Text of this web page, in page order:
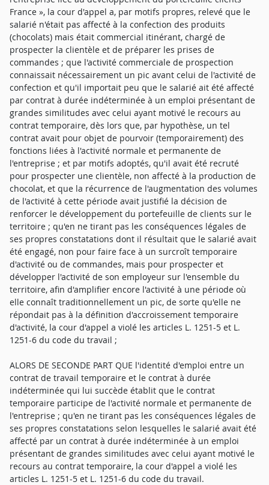
France », la cour d'appel a, par motifs propres, relevé que le
salarié n'était pas affecté à la confection des produits
(chocolats) mais était commercial itinérant, chargé de
prospecter la clientèle et de préparer les prises de
commandes ; que l'activité commerciale de prospection
connaissait nécessairement un pic avant celui de l'activité de
confection et qu'il importait peu que le salarié ait été affecté
par contrat à durée indéterminée à un emploi présentant de
grandes similitudes avec celui ayant motivé le recours au
contrat temporaire, dès lors que, par hypothèse, un tel
contrat avait pour objet de pourvoir (temporairement) des
fonctions liées à l'activité normale et permanente de
l'entreprise ; et par motifs adoptés, qu'il avait été recruté
pour prospecter une clientèle, non affecté à la production de
chocolat, et que la récurrence de l'augmentation des volumes
de l'activité à cette période avait justifié la décision de
renforcer le développement du portefeuille de clients sur le
territoire ; qu'en ne tirant pas les conséquences légales de
ses propres constatations dont il résultait que le salarié avait
été engagé, non pour faire face à un surcroît temporaire
d'activité ou de commandes, mais pour prospecter et
développer l'activité de son employeur sur l'ensemble du
territoire, afin d'amplifier encore l'activité à une période où
elle connaît traditionnellement un pic, de sorte qu'elle ne
répondait pas à la définition d'accroissement temporaire
d'activité, la cour d'appel a violé les articles L. 1251-5 et L.
1251-6 du code du travail ;
ALORS DE SECONDE PART QUE l'identité d'emploi entre un
contrat de travail temporaire et le contrat à durée
indéterminée qui lui succède établit que le contrat
temporaire participe de l'activité normale et permanente de
l'entreprise ; qu'en ne tirant pas les conséquences légales de
ses propres constatations selon lesquelles le salarié avait été
affecté par un contrat à durée indéterminée à un emploi
présentant de grandes similitudes avec celui ayant motivé le
recours au contrat temporaire, la cour d'appel a violé les
articles L. 1251-5 et L. 1251-6 du code du travail.